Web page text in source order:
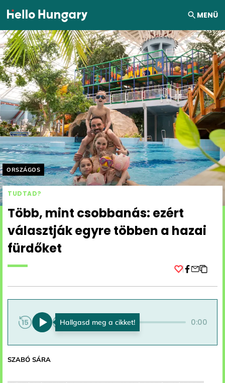
Ugrás a tartalomhoz MENÜ
Helyszín címkék:
ORSZÁGOS
TUDTAD?
Több, mint csobbanás: ezért
választják egyre többen a hazai
fürdőket
0:00 0:00
SZABÓ SÁRA